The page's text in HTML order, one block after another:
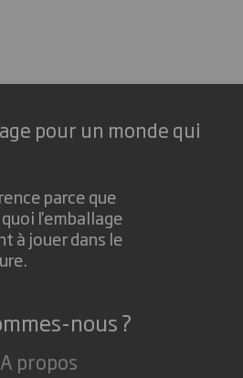
pour un monde qui
parce que
l'emballage
à jouer dans le
nous ?
A propos